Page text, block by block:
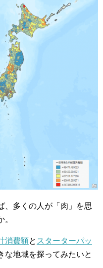
、多くの人が「肉」を思
消費額と スターターパッ
な地域を探ってみたいと